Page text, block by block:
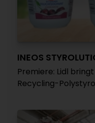
INEOS
Premiere: Lidl
Recycling-